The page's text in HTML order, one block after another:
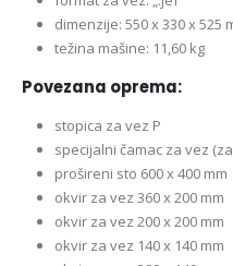
dimenzije: 550 x 330 x 525
težina mašine: 11,60 kg
Povezana oprema:
stopica za vez P
specijalni čamac za vez
prošireni sto 600 x 400 mm
okvir za vez 360 x 200 mm
okvir za vez 200 x 200 mm
okvir za vez 140 x 140 mm